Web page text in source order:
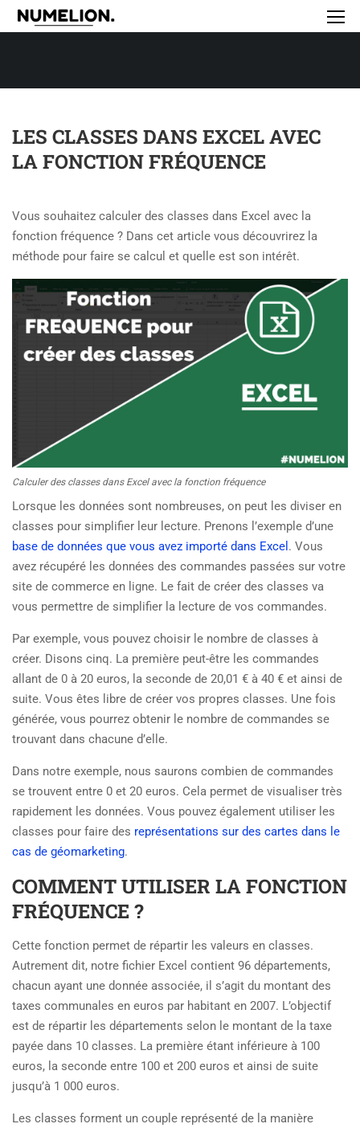
LES CLASSES DANS EXCEL AVEC
LA FONCTION FRÉQUENCE
Vous souhaitez calculer des classes dans Excel avec la
fonction fréquence ? Dans cet article vous découvrirez la
méthode pour faire se calcul et quelle est son intérêt.
Calculer des classes dans Excel avec la fonction fréquence
Lorsque les données sont nombreuses, on peut les diviser en
classes pour simplifier leur lecture. Prenons l’exemple d’une
base de données que vous avez importé dans Excel . Vous
avez récupéré les données des commandes passées sur votre
site de commerce en ligne. Le fait de créer des classes va
vous permettre de simplifier la lecture de vos commandes.
Par exemple, vous pouvez choisir le nombre de classes à
créer. Disons cinq. La première peut-être les commandes
allant de 0 à 20 euros, la seconde de 20,01 € à 40 € et ainsi de
suite. Vous êtes libre de créer vos propres classes. Une fois
générée, vous pourrez obtenir le nombre de commandes se
trouvant dans chacune d’elle.
Dans notre exemple, nous saurons combien de commandes
se trouvent entre 0 et 20 euros. Cela permet de visualiser très
rapidement les données. Vous pouvez également utiliser les
classes pour faire des représentations sur des cartes dans le
cas de géomarketing.
COMMENT UTILISER LA FONCTION
FRÉQUENCE ?
Cette fonction permet de répartir les valeurs en classes.
Autrement dit, notre fichier Excel contient 96 départements,
chacun ayant une donnée associée, il s’agit du montant des
taxes communales en euros par habitant en 2007. L’objectif
est de répartir les départements selon le montant de la taxe
payée dans 10 classes. La première étant inférieure à 100
euros, la seconde entre 100 et 200 euros et ainsi de suite
jusqu’à 1 000 euros.
Les classes forment un couple représenté de la manière